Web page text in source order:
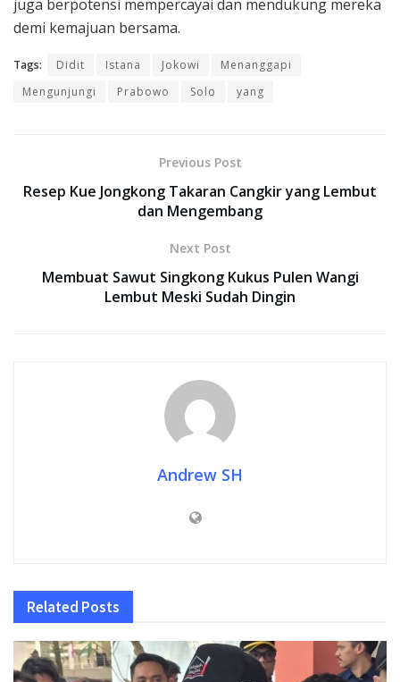
juga berpotensi mempercayai dan mendukung mereka
demi kemajuan bersama.
Tags: Didit Istana Jokowi
Menanggapi
Mengunjungi
Prabowo Solo yang
Previous Post
Resep Kue Jongkong Takaran Cangkir yang Lembut
dan Mengembang
Next Post
Membuat Sawut Singkong Kukus Pulen Wangi
Lembut Meski Sudah Dingin
Andrew SH
Related Posts